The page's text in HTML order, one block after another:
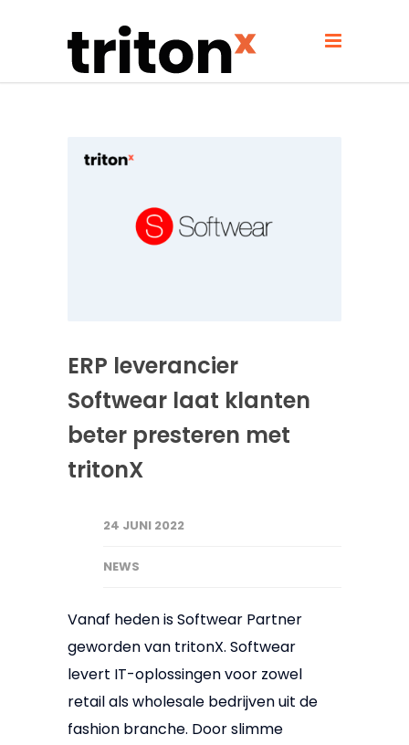
ERP leverancier
Softwear laat klanten
beter presteren met
tritonX
24 JUNI 2022
NEWS
Vanaf heden is Softwear Partner
geworden van tritonX. Softwear
levert IT-oplossingen voor zowel
retail als wholesale bedrijven uit de
fashion branche. Door slimme